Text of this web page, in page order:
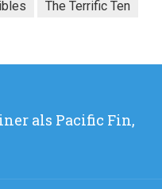
The Terrific Ten
als Pacific Fin,